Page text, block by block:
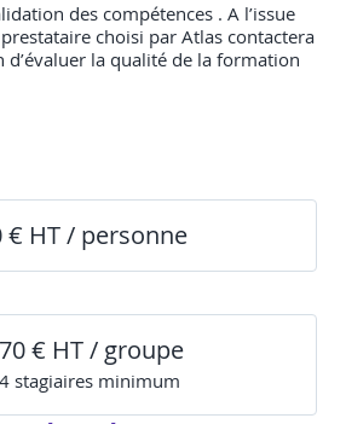
des compétences . A l’issue
choisi par Atlas contactera
d’évaluer la qualité de la formation
€ HT / personne
€ HT / groupe
4 stagiaires minimum